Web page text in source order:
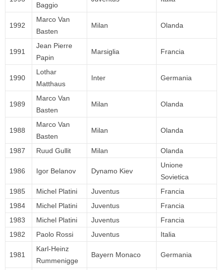
Baggio
1992
Marco Van
Basten
Milan Olanda
1991
Jean Pierre
Papin
Marsiglia Francia
1990
Lothar
Matthaus
Inter Germania
1989
Marco Van
Basten
Milan Olanda
1988
Marco Van
Basten
Milan Olanda
1987 Ruud Gullit Milan Olanda
1986 Igor Belanov Dynamo Kiev
Unione
Sovietica
1985
Michel Platini Juventus
Francia
1984
Michel Platini Juventus
Francia
1983
Michel Platini Juventus
Francia
1982
Paolo Rossi Juventus Italia
1981
Karl-Heinz
Rummenigge
Bayern Monaco Germania